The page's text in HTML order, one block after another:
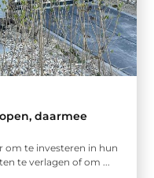
daarmee
om te investeren in hun
te verlagen of om ...